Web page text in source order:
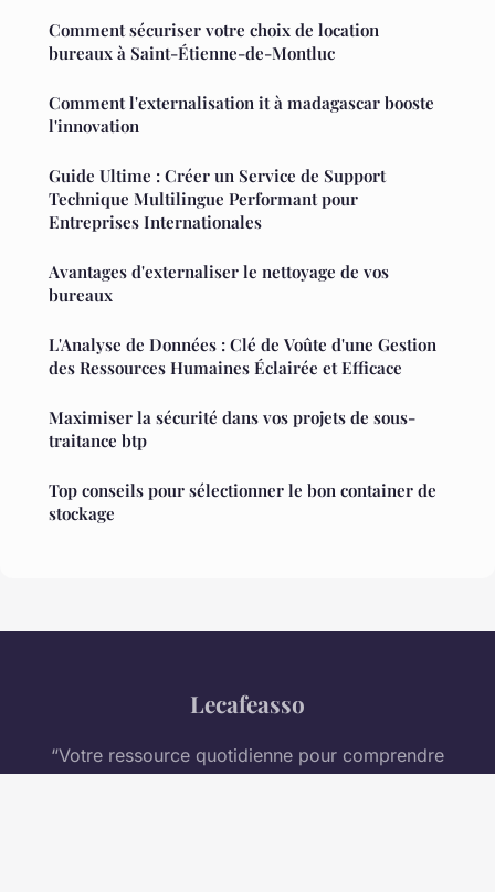
Comment sécuriser votre choix de location
bureaux à Saint-Étienne-de-Montluc
Comment l'externalisation it à madagascar booste
l'innovation
Guide Ultime : Créer un Service de Support
Technique Multilingue Performant pour
Entreprises Internationales
Avantages d'externaliser le nettoyage de vos
bureaux
L'Analyse de Données : Clé de Voûte d'une Gestion
des Ressources Humaines Éclairée et Efficace
Maximiser la sécurité dans vos projets de sous-
traitance btp
Top conseils pour sélectionner le bon container de
stockage
Lecafeasso
“Votre ressource quotidienne pour comprendre